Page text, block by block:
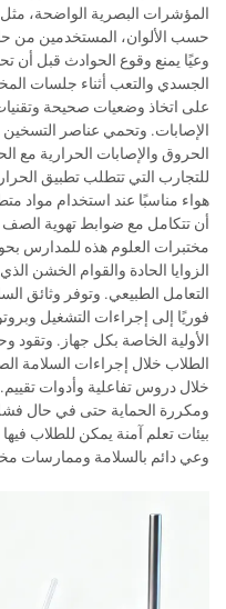
حسب الألوان، المستخدمين من
وعيًا يمنع وقوع الحوادث قبل أن
الجسدي والتعب أثناء جلسات
على اتخاذ وضعيات صحيحة
الإصابات. وتحمي عناصر
الحروق والإصابات الحرارية مع
للتجارب التي تتطلب تطبيق
هواء مناسبًا عند استخدام مواد
أن تتكامل مع ضوابط تهوية الصف
مختبرات العلوم هذه للمدارس
الزوايا الحادة والقوام الخشن
التعامل الطبيعي. وتوفر وثائق
فوريًا إلى إجراءات التشغيل
الأولية الخاصة بكل جهاز. وتقود
الطلاب خلال إجراءات السلامة
خلال دروس تفاعلية وأدوات
ومكررة الحماية حتى في حال فشل
بيئات تعلم آمنة يمكن للطلاب
وعي دائم بالسلامة وممارسات